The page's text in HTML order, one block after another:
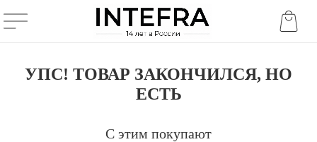
УПС! ТОВАР ЗАКОНЧИЛСЯ, НО
ЕСТЬ
С этим покупают